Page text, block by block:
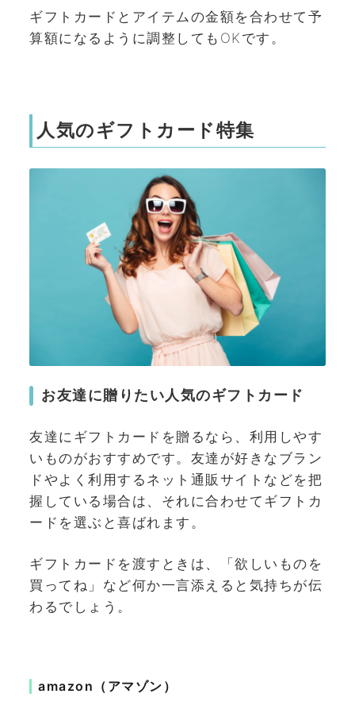
ギフトカードとアイテムの金額を合わせて予
算額になるように調整してもOKです。
人気のギフトカード特集
お友達に贈りたい人気のギフトカード
友達にギフトカードを贈るなら、利用しやす
いものがおすすめです。友達が好きなブラン
ドやよく利用するネット通販サイトなどを把
握している場合は、それに合わせてギフトカ
ードを選ぶと喜ばれます。
ギフトカードを渡すときは、「欲しいものを
買ってね」など何か一言添えると気持ちが伝
わるでしょう。
amazon（アマゾン）